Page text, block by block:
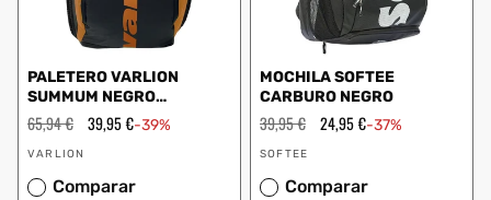
PALETERO VARLION
SUMMUM NEGRO
NARANJA
Precio
habitual
65,94 € Precio
39,95 €-39%
Proveedor:
VARLION
Comparar
MOCHILA SOFTEE
CARBURO NEGRO
Precio
habitual
39,95 € Precio
24,95 €-37%
Proveedor:
SOFTEE
Comparar